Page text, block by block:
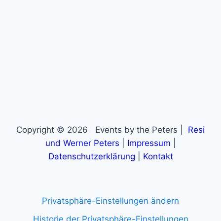
Copyright © 2026 Events by the Peters |
Resi
und Werner Peters
Impressum
Datenschutzerklärung
Kontakt
Privatsphäre-Einstellungen ändern
Historie der Privatsphäre-Einstellungen